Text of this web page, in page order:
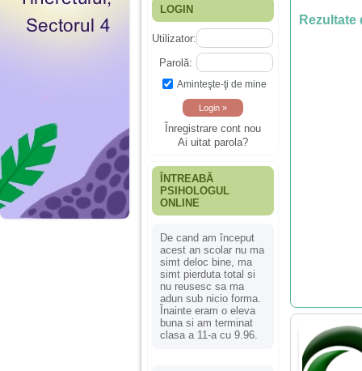
LOGIN
Utilizator:
Parolă:
Aminteşte-ţi de mine
Înregistrare cont nou
Ai uitat parola?
ÎNTREABĂ
PSIHOLOGUL
ONLINE
De cand am început
acest an scolar nu ma
simt deloc bine, ma
simt pierduta total si
nu reusesc sa ma
adun sub nicio forma.
Înainte eram o eleva
buna si am terminat
clasa a 11-a cu 9.96.
Rezultate